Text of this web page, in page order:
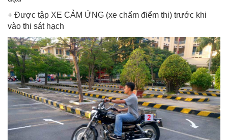
+ Được tập XE CẢM ỨNG (xe chấm điểm thi) trước khi
vào thi sát hạch